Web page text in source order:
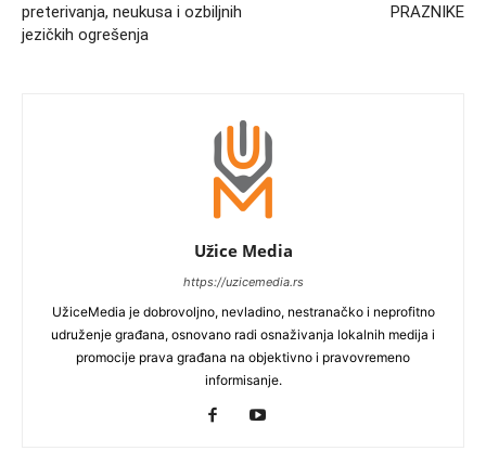
preterivanja, neukusa i ozbiljnih
jezičkih ogrešenja
PRAZNIKE
Užice Media
https://uzicemedia.rs
UžiceMedia je dobrovoljno, nevladino, nestranačko i neprofitno
udruženje građana, osnovano radi osnaživanja lokalnih medija i
promocije prava građana na objektivno i pravovremeno
informisanje.